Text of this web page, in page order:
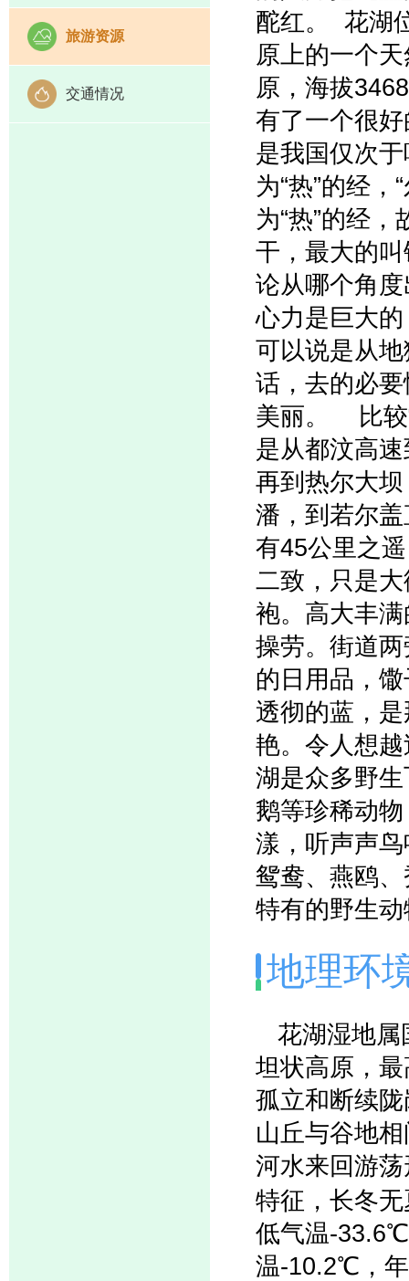
旅游资源
交通情况
酡红。 花湖
原上的一个
原，海拔
有了一个很
是我国仅次
为“热”的经
为“热”的经
干，最大的
论从哪个角
心力是巨大
可以说是从
话，去的必
美丽。 比较
是从都汶高
再到热尔大
潘，到若尔
有45公里之
二致，只是
袍。高大丰
操劳。街道
的日用品，
透彻的蓝，
艳。令人想
湖是众多野
鹅等珍稀动
漾，听声声
鸳鸯、燕鸥
特有的野生
地理环
花湖湿地属
坦状高原，
孤立和断续
山丘与谷地
河水来回游
特征，长冬
低气温-
温-10.2℃，